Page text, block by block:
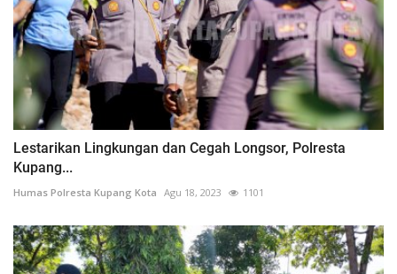
Lestarikan Lingkungan dan Cegah Longsor, Polresta
Kupang...
Humas Polresta Kupang Kota Agu 18, 2023 1101